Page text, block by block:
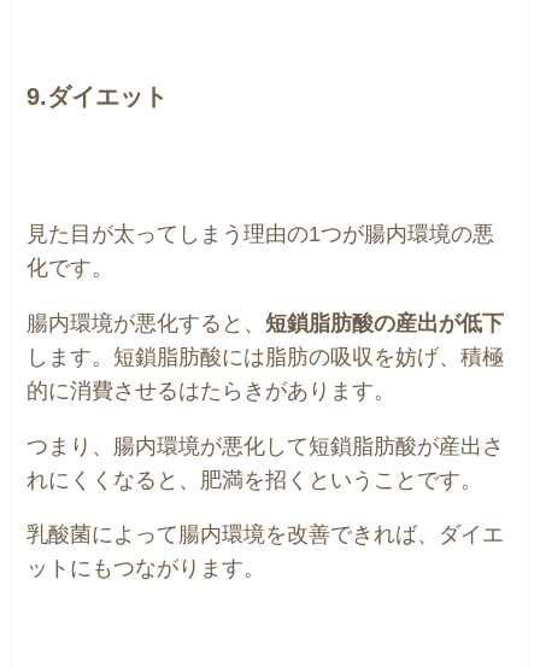
9.ダイエット
見た目が太ってしまう理由の1つが腸内環境の悪
化です。
腸内環境が悪化すると、短鎖脂肪酸の産出が低下
します。短鎖脂肪酸には脂肪の吸収を妨げ、積極
的に消費させるはたらきがあります。
つまり、腸内環境が悪化して短鎖脂肪酸が産出さ
れにくくなると、肥満を招くということです。
乳酸菌によって腸内環境を改善できれば、ダイエ
ットにもつながります。